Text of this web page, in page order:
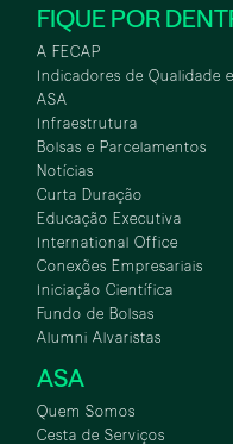
FIQUE POR
A FECAP
Indicadores de Qualidade
ASA
Infraestrutura
Bolsas e Parcelamentos
Notícias
Curta Duração
Educação Executiva
International Office
Conexões Empresariais
Iniciação Científica
Fundo de Bolsas
Alumni Alvaristas
ASA
Quem Somos
Cesta de Serviços